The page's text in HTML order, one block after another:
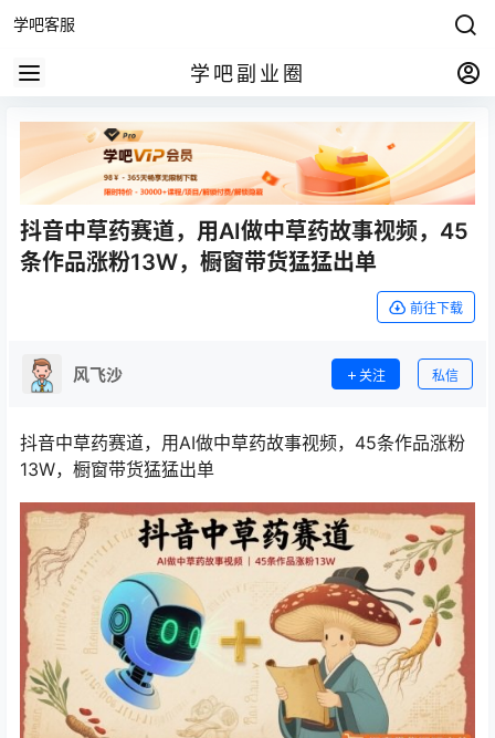
学吧客服
学吧副业圈
抖音中草药赛道，用AI做中草药故事视频，45
条作品涨粉13W，橱窗带货猛猛出单
前往下载
风飞沙 关注 私信
抖音中草药赛道，用AI做中草药故事视频，45条作品涨粉
13W，橱窗带货猛猛出单